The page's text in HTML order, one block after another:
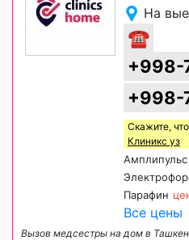
На
☎
+998-
+998-
Скажите,
Клиникс уз
Амплипульс
Парафин
Все цены
Вызов медсестры на дом в